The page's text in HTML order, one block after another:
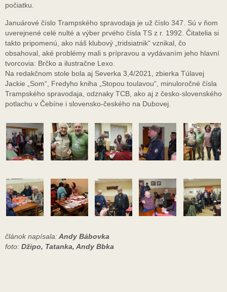
počiatku.
Januárové číslo Trampského spravodaja je už číslo 347. Sú v ňom
uverejnené celé nulté a výber prvého čísla TS z r. 1992. Čitatelia si
takto pripomenú, ako náš klubový „tridsiatnik“ vznikal, čo
obsahoval, aké problémy mali s prípravou a vydávaním jeho hlavní
tvorcovia: Brčko a ilustračne Lexo.
Na redakčnom stole bola aj Severka 3,4/2021, zbierka Túlavej
Jackie „Som“, Fredyho kniha „Stopou toulavou“, minuloročné čísla
Trampského spravodaja, odznaky TCB, ako aj z česko-slovenského
potlachu v Čebíne i slovensko-českého na Dubovej.
článok napísala:Andy Bábovka
foto: Džipo, Tatanka, Andy Bbka